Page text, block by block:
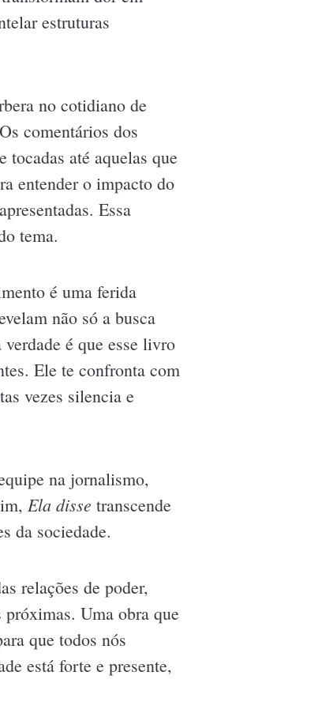
estruturas
no cotidiano de
comentários dos
tocadas até aquelas que
entender o impacto do
Essa
tema.
é uma ferida
não só a busca
é que esse livro
Ele te confronta com
vezes silencia e
na jornalismo,
Ela disse transcende
da sociedade.
relações de poder,
Uma obra que
que todos nós
está forte e presente,